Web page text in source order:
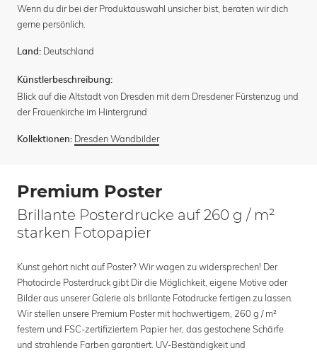
Wenn du dir bei der Produktauswahl unsicher bist, beraten wir dich
gerne persönlich.
Land: Deutschland
Künstlerbeschreibung:
Blick auf die Altstadt von Dresden mit dem Dresdener Fürstenzug und
der Frauenkirche im Hintergrund
Kollektionen: Dresden Wandbilder
Premium Poster
Brillante Posterdrucke auf 260 g / m²
starken Fotopapier
Kunst gehört nicht auf Poster? Wir wagen zu widersprechen! Der
Photocircle Posterdruck gibt Dir die Möglichkeit, eigene Motive oder
Bilder aus unserer Galerie als brillante Fotodrucke fertigen zu lassen.
Wir stellen unsere Premium Poster mit hochwertigem, 260 g / m²
festem und FSC-zertifiziertem Papier her, das gestochene Schärfe
und strahlende Farben garantiert. UV-Beständigkeit und